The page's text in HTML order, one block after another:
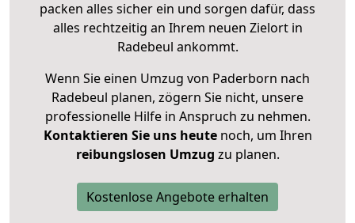
packen alles sicher ein und sorgen dafür, dass
alles rechtzeitig an Ihrem neuen Zielort in
Radebeul ankommt.
Wenn Sie einen Umzug von Paderborn nach
Radebeul planen, zögern Sie nicht, unsere
professionelle Hilfe in Anspruch zu nehmen.
Kontaktieren Sie uns heutenoch, um Ihren
reibungslosen Umzug zu planen.
Kostenlose Angebote erhalten